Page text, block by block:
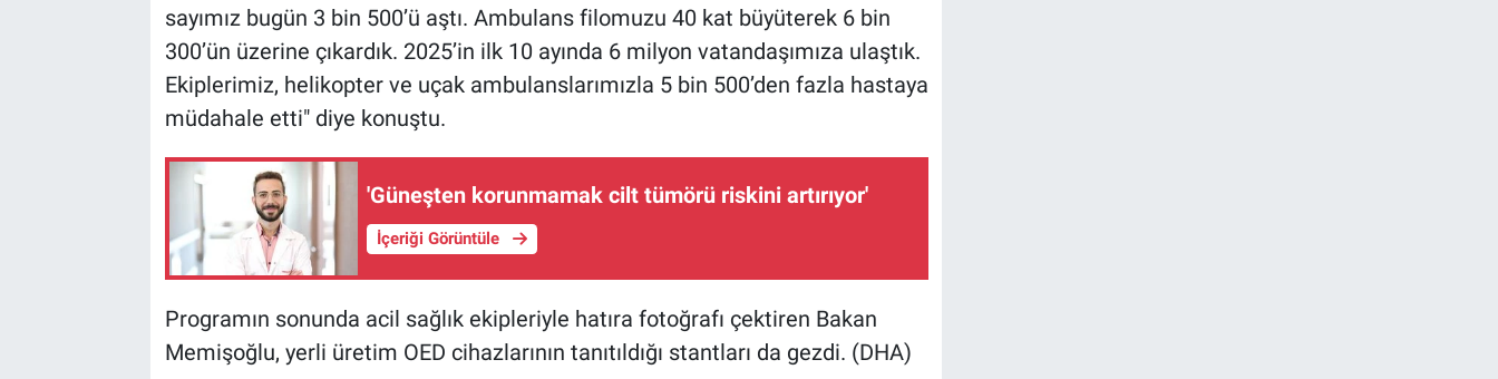
sayımız bugün 3 bin 500’ü aştı. Ambulans filomuzu 40 kat büyüterek 6 bin
300’ün üzerine çıkardık. 2025’in ilk 10 ayında 6 milyon vatandaşımıza ulaştık.
Ekiplerimiz, helikopter ve uçak ambulanslarımızla 5 bin 500’den fazla hastaya
müdahale etti" diye konuştu.
'Güneşten korunmamak cilt tümörü riskini artırıyor'
İçeriği Görüntüle
Programın sonunda acil sağlık ekipleriyle hatıra fotoğrafı çektiren Bakan
Memişoğlu, yerli üretim OED cihazlarının tanıtıldığı stantları da gezdi. (DHA)